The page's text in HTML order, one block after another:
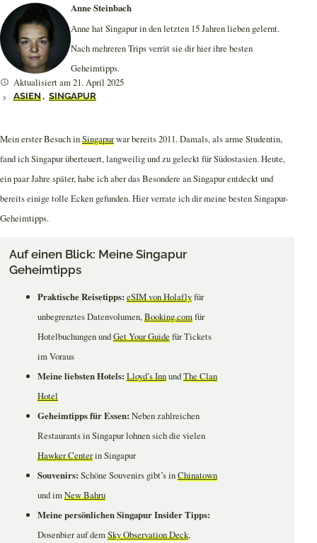
Anne Steinbach
Anne hat Singapur in den letzten 15 Jahren lieben gelernt.
Nach mehreren Trips verrät sie dir hier ihre besten
Geheimtipps.
Aktualisiert am 21. April 2025
ASIEN, SINGAPUR
Mein erster Besuch inSingapurwar bereits 2011. Damals, als arme Studentin,
fand ich Singapur überteuert, langweilig und zu geleckt für Südostasien. Heute,
ein paar Jahre später, habe ich aber das Besondere an Singapur entdeckt und
bereits einige tolle Ecken gefunden. Hier verrate ich dir meine besten Singapur-
Geheimtipps.
Auf einen Blick: Meine Singapur
Geheimtipps
Praktische Reisetipps: eSIM von Holaflyfür
unbegrenztes Datenvolumen,Booking.comfür
Hotelbuchungen undGet Your Guidefür Tickets
im Voraus
Meine liebsten Hotels: Lloyd’s InnundThe Clan
Hotel
Geheimtipps für Essen: Neben zahlreichen
Restaurants in Singapur lohnen sich die vielen
Hawker Centerin Singapur
Souvenirs: Schöne Souvenirs gibt’s inChinatown
und imNew Bahru
Meine persönlichen Singapur Insider Tipps:
Dosenbier auf demSky Observation Deck,